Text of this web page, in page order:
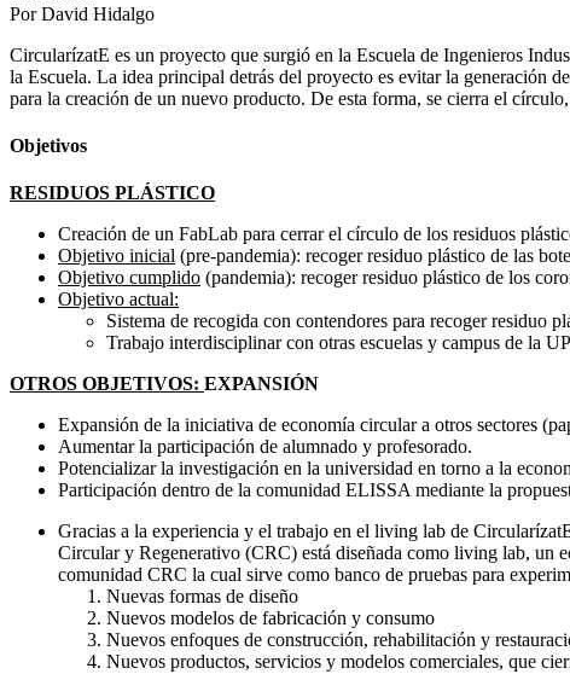
Por David Hidalgo
CircularízatE es un proyecto que surgió en la Escuela de Ingenieros
la Escuela. La idea principal detrás del proyecto es evitar la generación
para la creación de un nuevo producto. De esta forma, se cierra el
Objetivos
RESIDUOS PLÁSTICO
Creación de un FabLab para cerrar el círculo de los residuos
Objetivo inicial (pre-pandemia): recoger residuo plástico de las
Objetivo cumplido (pandemia): recoger residuo plástico de los
Objetivo actual:
Sistema de recogida con contendores para recoger residuo
Trabajo interdisciplinar con otras escuelas y campus de la
OTROS OBJETIVOS: EXPANSIÓN
Expansión de la iniciativa de economía circular a otros sectores
Aumentar la participación de alumnado y profesorado.
Potencializar la investigación en la universidad en torno a la
Participación dentro de la comunidad ELISSA mediante la
Gracias a la experiencia y el trabajo en el living lab de
Circular y Regenerativo (CRC) está diseñada como living lab, un
comunidad CRC la cual sirve como banco de pruebas para
Nuevas formas de diseño
Nuevos modelos de fabricación y consumo
Nuevos enfoques de construcción, rehabilitación y
Nuevos productos, servicios y modelos comerciales, que